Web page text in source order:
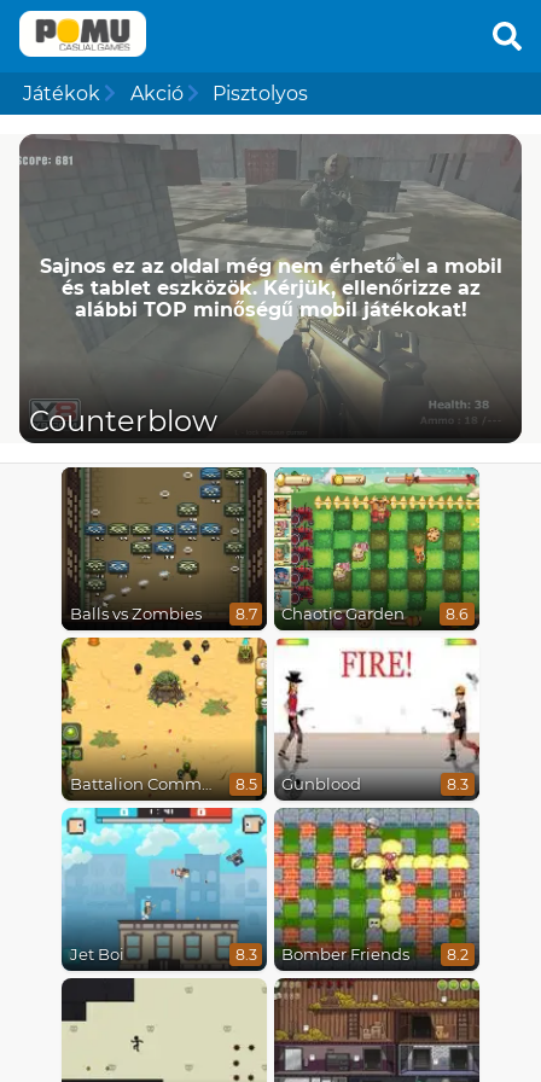
Játékok Akció Pisztolyos
Sajnos ez az oldal még nem érhető el a mobil
és tablet eszközök. Kérjük, ellenőrizze az
alábbi TOP minőségű mobil játékokat!
Counterblow
Balls vs Zombies 8.7 Chaotic Garden 8.6
Battalion Commander 8.5 Gunblood 8.3
Jet Boi 8.3 Bomber Friends 8.2